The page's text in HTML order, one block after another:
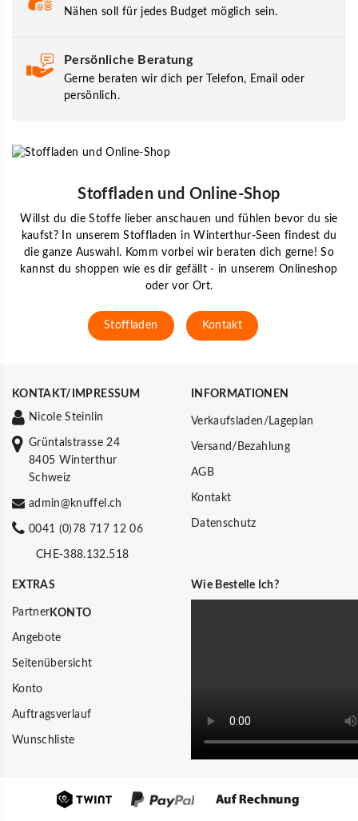
Nähen soll für jedes Budget möglich sein.
Persönliche Beratung
Gerne beraten wir dich per Telefon, Email oder
persönlich.
Stoffladen und Online-Shop
Willst du die Stoffe lieber anschauen und fühlen bevor du sie
kaufst? In unserem Stoffladen in Winterthur-Seen findest du
die ganze Auswahl. Komm vorbei wir beraten dich gerne! So
kannst du shoppen wie es dir gefällt - in unserem Onlineshop
oder vor Ort.
Stoffladen Kontakt
KONTAKT/IMPRESSUM
Nicole Steinlin
Grüntalstrasse 24
8405 Winterthur
Schweiz
admin@knuffel.ch
0041 (0)78 717 12 06
CHE-388.132.518
INFORMATIONEN
Verkaufsladen/Lageplan
Versand/Bezahlung
AGB
Kontakt
Datenschutz
EXTRAS
Partner
Angebote
Seitenübersicht
KONTO
Konto
Auftragsverlauf
Wunschliste
Wie Bestelle Ich?